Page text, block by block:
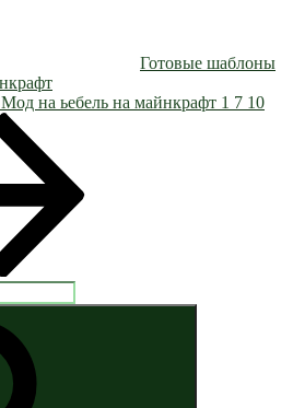
Готовые шаблоны
Мод на ьебель на майнкрафт 1 7 10